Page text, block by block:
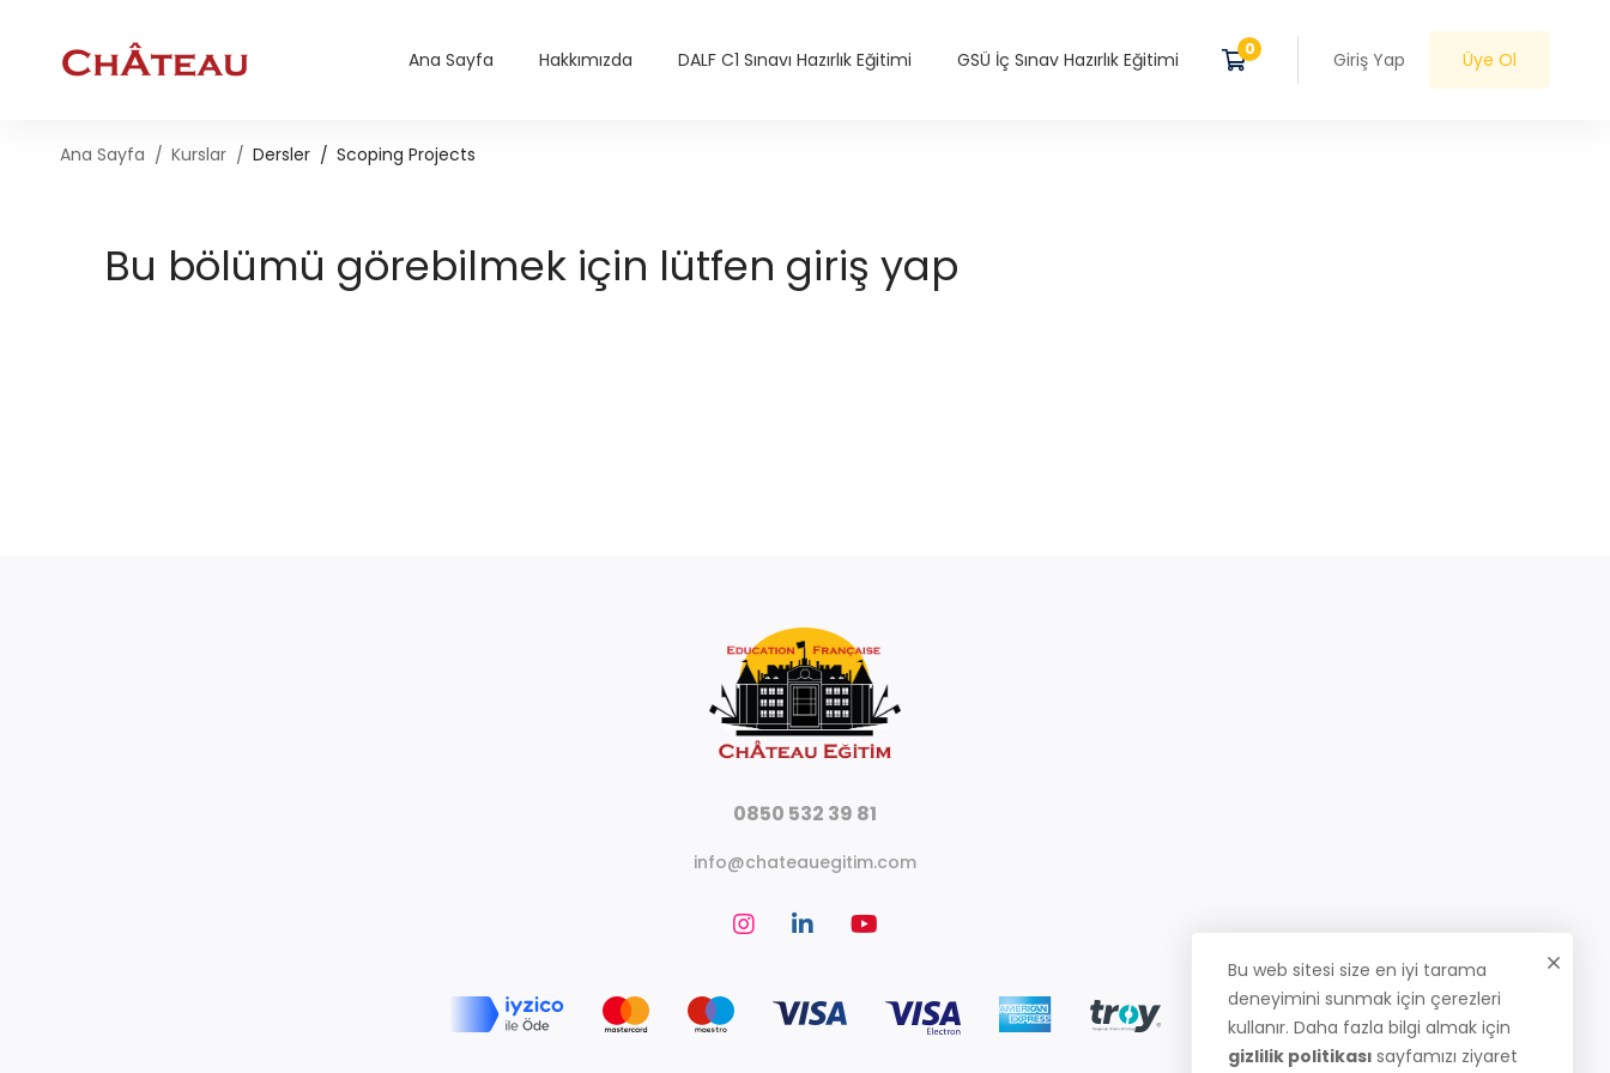
Ana Sayfa Hakkımızda DALF C1 Sınavı Hazırlık Eğitimi GSÜ İç Sınav Hazırlık Eğitimi Giriş Yap Üye Ol
Ana Sayfa Kurslar Dersler Scoping Projects
Bu bölümü görebilmek için lütfen giriş yap
0850 532 39 81
info@chateauegitim.com
Bu web sitesi size en iyi tarama
deneyimini sunmak için çerezleri
kullanır. Daha fazla bilgi almak için
gizlilik politikası sayfamızı ziyaret